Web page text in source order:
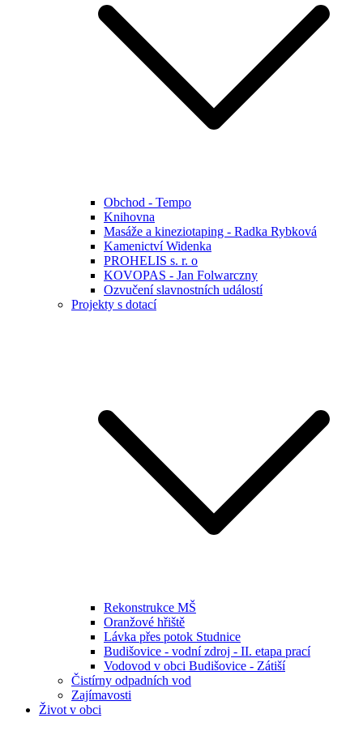
Obchod - Tempo
Knihovna
Masáže a kineziotaping - Radka Rybková
Kamenictví Widenka
PROHELIS s. r. o
KOVOPAS - Jan Folwarczny
Ozvučení slavnostních událostí
Projekty s dotací
Rekonstrukce MŠ
Oranžové hřiště
Lávka přes potok Studnice
Budišovice - vodní zdroj - II. etapa prací
Vodovod v obci Budišovice - Zátiší
Čistírny odpadních vod
Zajímavosti
Život v obci